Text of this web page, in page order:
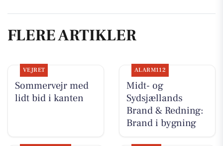
FLERE ARTIKLER
VEJRET
Sommervejr med
lidt bid i kanten
ALARM112
Midt- og
Sydsjællands
Brand & Redning:
Brand i bygning